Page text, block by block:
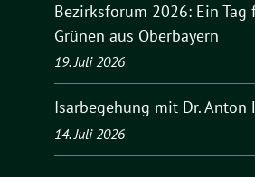
Bezirksforum 2026: Ein Tag
Grünen aus Oberbayern
19. Juli 2026
Isarbegehung mit Dr. Anton
14. Juli 2026